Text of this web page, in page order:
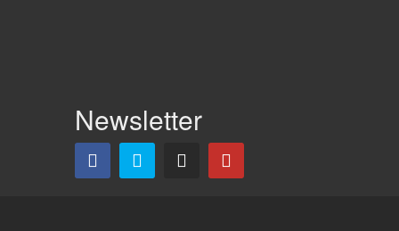
Newsletter